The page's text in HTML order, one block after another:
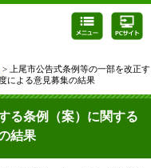
> 上尾市公告式条例等の一部を改正す
による意見募集の結果
る条例（案）に関する
結果